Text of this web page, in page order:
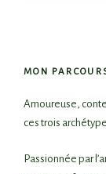
MON
Amoureuse,
ces trois
Passionnée par